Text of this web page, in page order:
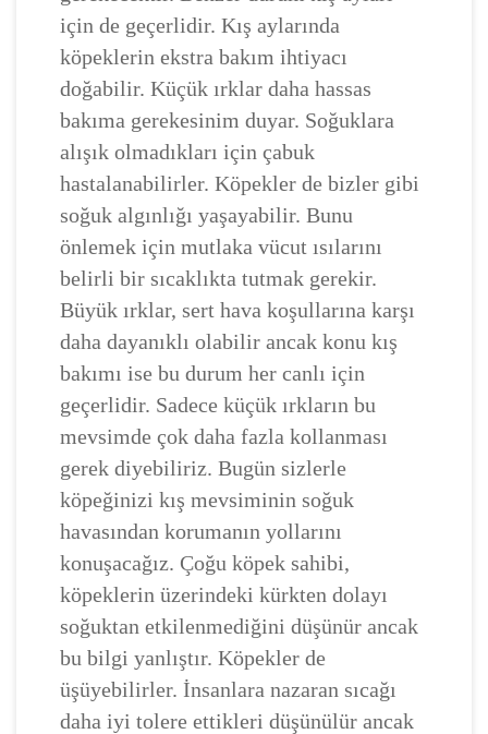
için de geçerlidir. Kış aylarında
köpeklerin ekstra bakım ihtiyacı
doğabilir. Küçük ırklar daha hassas
bakıma gerekesinim duyar. Soğuklara
alışık olmadıkları için çabuk
hastalanabilirler. Köpekler de bizler gibi
soğuk algınlığı yaşayabilir. Bunu
önlemek için mutlaka vücut ısılarını
belirli bir sıcaklıkta tutmak gerekir.
Büyük ırklar, sert hava koşullarına karşı
daha dayanıklı olabilir ancak konu kış
bakımı ise bu durum her canlı için
geçerlidir. Sadece küçük ırkların bu
mevsimde çok daha fazla kollanması
gerek diyebiliriz. Bugün sizlerle
köpeğinizi kış mevsiminin soğuk
havasından korumanın yollarını
konuşacağız. Çoğu köpek sahibi,
köpeklerin üzerindeki kürkten dolayı
soğuktan etkilenmediğini düşünür ancak
bu bilgi yanlıştır. Köpekler de
üşüyebilirler. İnsanlara nazaran sıcağı
daha iyi tolere ettikleri düşünülür ancak